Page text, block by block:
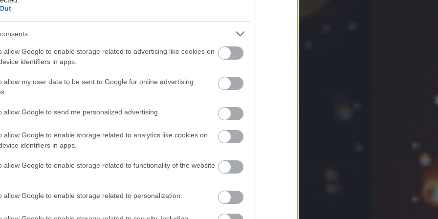
allow Google to enable storage related to advertising like cookies on
identifiers in apps.
allow my user data to be sent to Google for online advertising
allow Google to send me personalized advertising.
allow Google to enable storage related to analytics like cookies on
identifiers in apps.
allow Google to enable storage related to functionality of the website
allow Google to enable storage related to personalization.
:P
Hat év London után sok mindent másként lát az ember,
hazaárulózástól kezdve egészen addig, hogy mitől lesz
magyar valaki. Travis legfontosabb üzenete talán mégsem ez,
hanem az, hogy merj élni!..
15:09:18
nem politizálsz, s tán nem is talalkozol ilyen szittyamagyarokkal..
15:09:18
:((
politika/rajk-laszlo-halalara